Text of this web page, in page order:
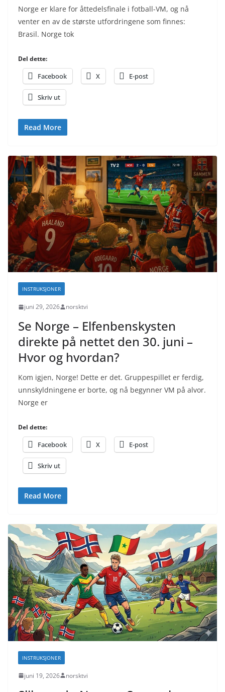
Norge er klare for åttedelsfinale i fotball-VM, og nå
venter en av de største utfordringene som finnes:
Brasil. Norge tok
Del dette:
Facebook X E-post
Skriv ut
Read More
INSTRUKSJONER
juni 29, 2026 norsktvi
Se Norge – Elfenbenskysten
direkte på nettet den 30. juni –
Hvor og hvordan?
Kom igjen, Norge! Dette er det. Gruppespillet er ferdig,
unnskyldningene er borte, og nå begynner VM på alvor.
Norge er
Del dette:
Facebook X E-post
Skriv ut
Read More
INSTRUKSJONER
juni 19, 2026 norsktvi